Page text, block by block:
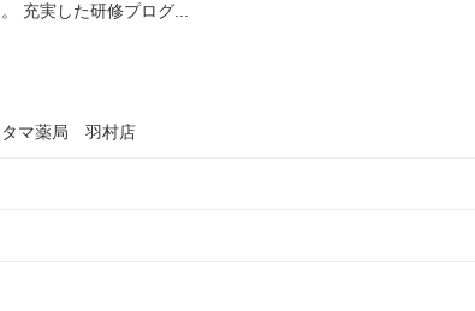
充実した研修プログ...
タマ薬局 羽村店